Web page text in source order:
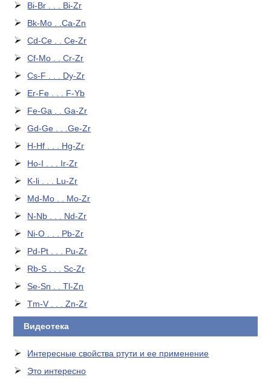
Bi-Br . . . Bi-Zr
Bk-Mo . .Ca-Zn
Cd-Ce . . Ce-Zr
Cf-Mo . . Cr-Zr
Cs-F . . . Dy-Zr
Er-Fe . . . F-Yb
Fe-Ga . . Ga-Zr
Gd-Ge . . .Ge-Zr
H-Hf . . . Hg-Zr
Ho-I . . . Ir-Zr
K-li . . . Lu-Zr
Md-Mo . . Mo-Zr
N-Nb . . . Nd-Zr
Ni-O . . . Pb-Zr
Pd-Pt . . . Pu-Zr
Rb-S . . . Sc-Zr
Se-Sn . . Tl-Zn
Tm-V . . . Zn-Zr
Видеотека
Интересные свойства ртути и ее применение
Это интересно